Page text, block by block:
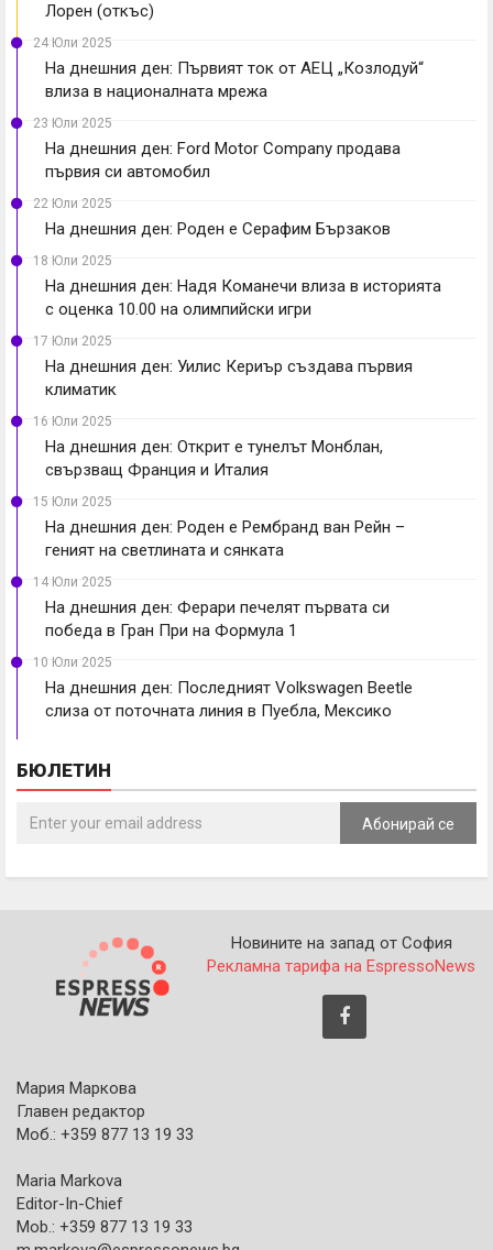
Лорен (откъс)
24 Юли 2025
На днешния ден: Първият ток от АЕЦ „Козлодуй“
влиза в националната мрежа
23 Юли 2025
На днешния ден: Ford Motor Company продава
първия си автомобил
22 Юли 2025
На днешния ден: Роден е Серафим Бързаков
18 Юли 2025
На днешния ден: Надя Команечи влиза в историята
с оценка 10.00 на олимпийски игри
17 Юли 2025
На днешния ден: Уилис Кериър създава първия
климатик
16 Юли 2025
На днешния ден: Открит е тунелът Монблан,
свързващ Франция и Италия
15 Юли 2025
На днешния ден: Роден е Рембранд ван Рейн –
геният на светлината и сянката
14 Юли 2025
На днешния ден: Ферари печелят първата си
победа в Гран При на Формула 1
10 Юли 2025
На днешния ден: Последният Volkswagen Beetle
слиза от поточната линия в Пуебла, Мексико
БЮЛЕТИН
Абонирай се
Новините на запад от София
Рекламна тарифа на EspressoNews
Мария Маркова
Главен редактор
Моб.: +359 877 13 19 33
Maria Markova
Editor-In-Chief
Mob.: +359 877 13 19 33